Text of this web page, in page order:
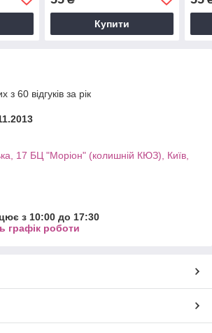
Купити
з 60 відгуків за рік
17 БЦ "Моріон" (колишній КЮЗ), Київ,
з 10:00 до 17:30
графік роботи